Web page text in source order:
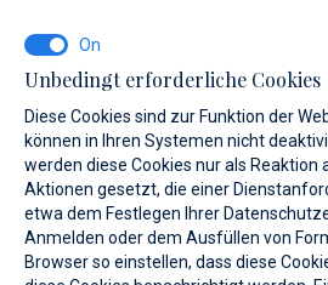
Maxima
Modelle
Unbedingt erforderliche Cookies
Diese Cookies sind zur Funktion der
können in Ihren Systemen nicht
werden diese Cookies nur als Reaktion
Aktionen gesetzt, die einer
etwa dem Festlegen Ihrer
Anmelden oder dem Ausfüllen von
Browser so einstellen, dass diese